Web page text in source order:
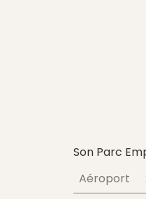
Son Parc
Aéroport